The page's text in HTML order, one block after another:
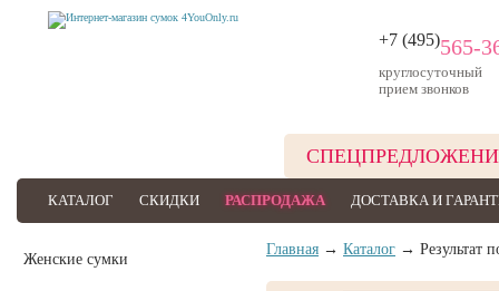
+7 (495)565-
круглосуточный
прием звонков
КАТАЛОГ СКИДКИ РАСПРОДАЖА ДОСТАВКА И
Женские сумки
Главная → Каталог → Результат